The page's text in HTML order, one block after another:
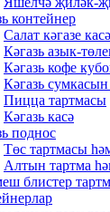
контейнер
Салат кәгазе
Кәгазь азык-
Кәгазь кофе
Кәгазь
Пицца тартмасы
Кәгазь касә
поднос
Төс тартмасы
Алтын тартма
блистер